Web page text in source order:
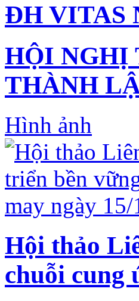
ĐH VITAS
HỘI NGHỊ
THÀNH
Hình ảnh
Hội thảo
chuỗi cung